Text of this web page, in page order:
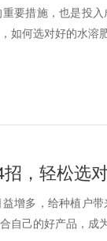
要措施，也是投
如何选对好的水溶
，轻松选
增多，给种植户
自己的好产品，成